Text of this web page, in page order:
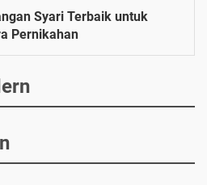
Syari Terbaik untuk
Pernikahan